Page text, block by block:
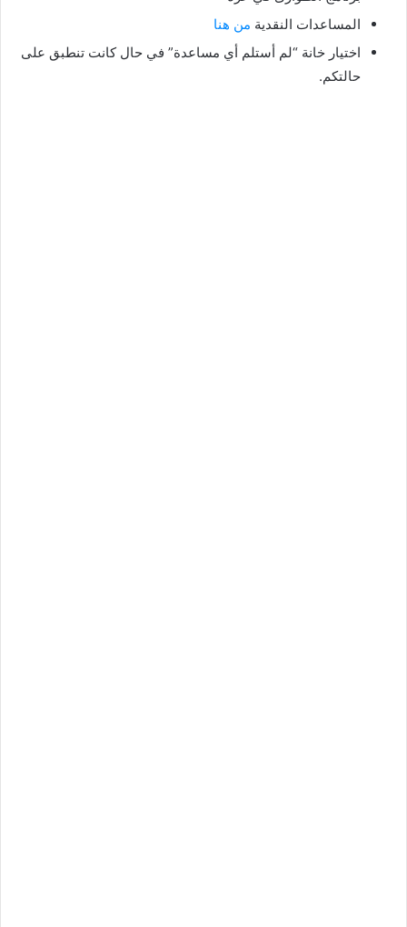
المساعدات النقدية من هنا
اختيار خانة “لم أستلم أي مساعدة” في حال كانت تنطبق على
حالتكم.